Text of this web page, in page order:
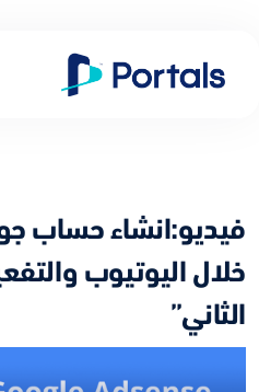
فيديو:انشاء حساب
خلال اليوتيوب
الثاني”